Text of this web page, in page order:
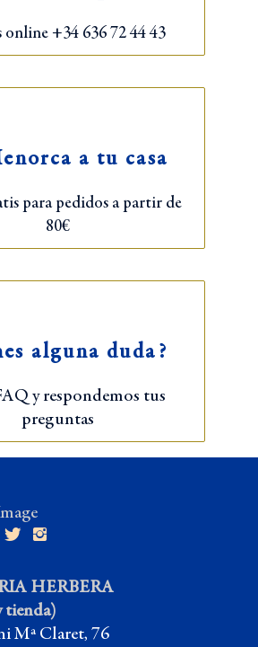
online +34 636 72 44 43
a tu casa
para pedidos a partir de
80€
alguna duda?
y respondemos tus
preguntas
HERBERA
tienda)
Mª Claret, 76